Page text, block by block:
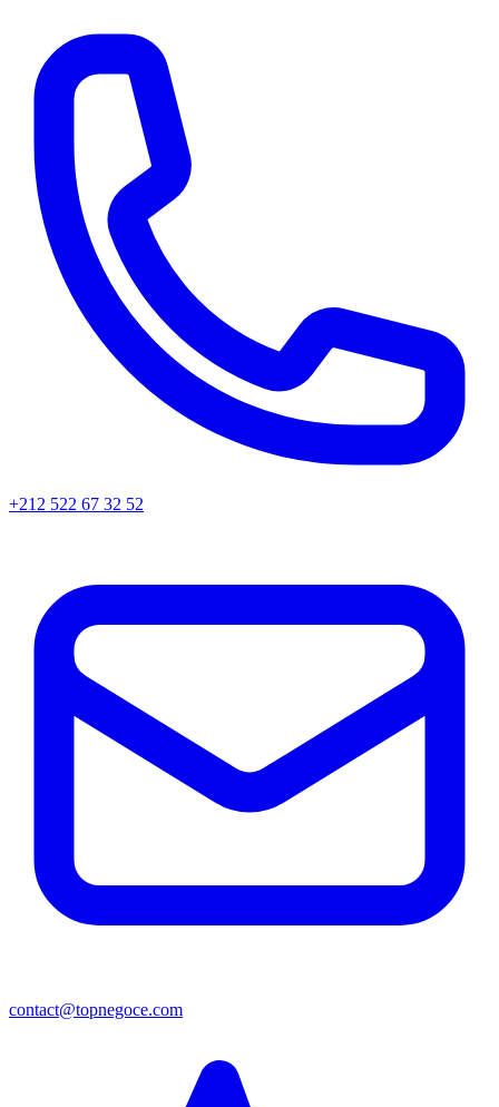
+212 522 67 32 52
contact@topnegoce.com